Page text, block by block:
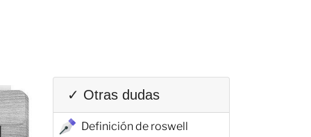
✓ Otras dudas
Definición de roswell